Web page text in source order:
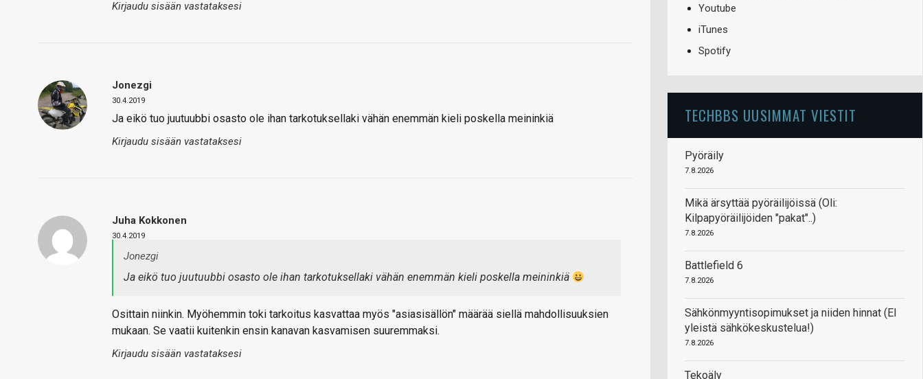
Kirjaudu sisään vastataksesi
Jonezgi
30.4.2019
Ja eikö tuo juutuubbi osasto ole ihan tarkotuksellaki vähän enemmän kieli poskella meininkiä
Kirjaudu sisään vastataksesi
Juha Kokkonen
30.4.2019
Jonezgi
Ja eikö tuo juutuubbi osasto ole ihan tarkotuksellaki vähän enemmän kieli poskella meininkiä
Osittain niinkin. Myöhemmin toki tarkoitus kasvattaa myös "asiasisällön" määrää siellä mahdollisuuksien
mukaan. Se vaatii kuitenkin ensin kanavan kasvamisen suuremmaksi.
Kirjaudu sisään vastataksesi
Youtube
iTunes
Spotify
TECHBBS UUSIMMAT VIESTIT
Pyöräily
7.8.2026
Mikä ärsyttää pyöräilijöissä (Oli:
Kilpapyöräilijöiden "pakat"..)
7.8.2026
Battlefield 6
7.8.2026
Sähkönmyyntisopimukset ja niiden hinnat (EI
yleistä sähkökeskustelua!)
7.8.2026
Tekoäly